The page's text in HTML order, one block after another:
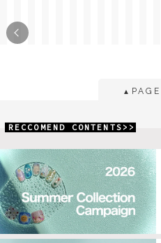
▲ PAGE
RECCOMEND CONTENTS>>